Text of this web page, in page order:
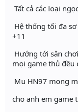
Tất cả các loại
Hệ thống tối đa
+11
Hướng tới sân
mọi game thủ đều
Mu HN97 mong
cho anh em game